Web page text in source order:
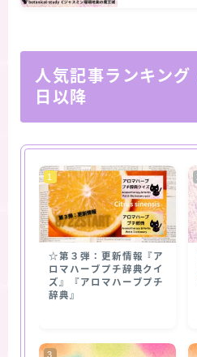
人気記事ランキング
日以降
☆第３弾：更新情報『ア
ロマハーブプチ辞典クイ
ズ』『アロマハーブプチ
辞典』